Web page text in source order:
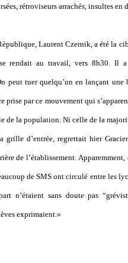
rétroviseurs arrachés, insultes
Laurent Czernik, a été la
rendait au travail, vers 8h30. Il a
peut tuer quelqu’un en lançant
prise par ce mouvement qui s’
de la population. Ni celle de la
grille d’entrée, regrettait hier
de l’établissement. Apparemment,
de SMS ont circulé entre les
n’étaient sans doute pas
exprimaient.»